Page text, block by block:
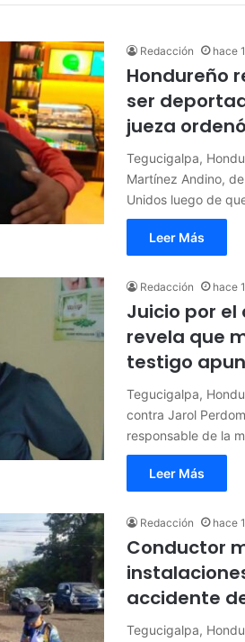
Redacción hace
Hondureño
ser
jueza
Tegucigalpa,
Martínez Andino,
Unidos luego de
Leer Más
Redacción hace
Juicio por el
revela que
testigo
Tegucigalpa,
contra Jarol
responsable de la
Leer Más
Redacción hace
Conductor
accidente
Tegucigalpa,